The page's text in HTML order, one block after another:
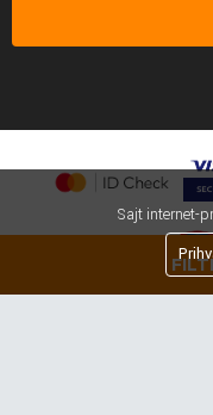
Sajt internet-